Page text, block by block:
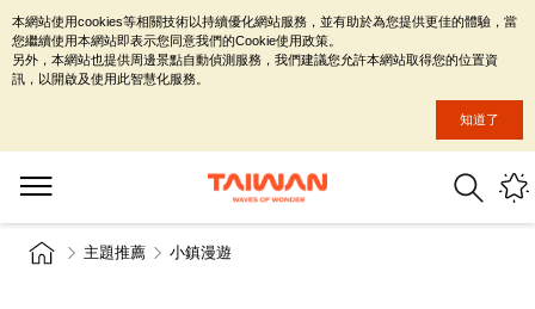
主題推薦 小鎮漫遊
本網站使用cookies等相關技術以持續優化網站服務，並有助於為您提供更佳的體驗，當
您繼續使用本網站即表示您同意我們的Cookie使用政策。
另外，本網站也提供周邊景點自動偵測服務，我們建議您允許本網站取得您的位置資
訊，以開啟及使用此智慧化服務。
知道了